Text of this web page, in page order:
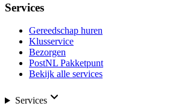
Services
Gereedschap huren
Klusservice
Bezorgen
PostNL Pakketpunt
Bekijk alle services
Services